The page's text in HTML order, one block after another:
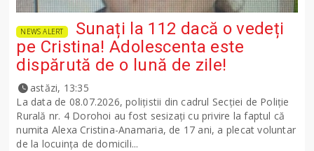
NEWS ALERT
Sunați la 112 dacă o vedeți
pe Cristina! Adolescenta este
dispărută de o lună de zile!
astăzi, 13:35
La data de 08.07.2026, polițistii din cadrul Secției de Poliție
Rurală nr. 4 Dorohoi au fost sesizați cu privire la faptul că
numita Alexa Cristina-Anamaria, de 17 ani, a plecat voluntar
de la locuința de domicili...